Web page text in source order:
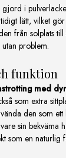
i
lätt, vilket
från solplats
problem.
funktion
med
som extra
den som
sin bekväma
som en naturlig